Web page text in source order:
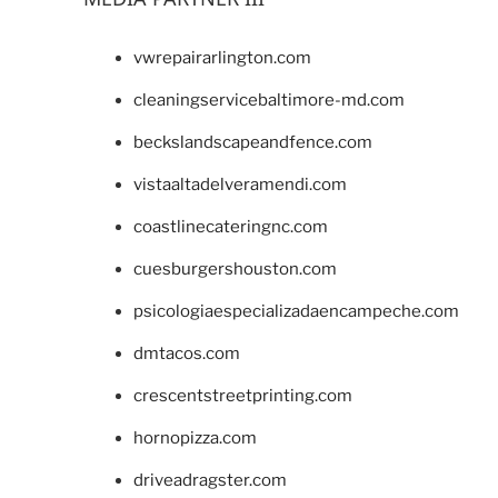
vwrepairarlington.com
cleaningservicebaltimore-md.com
beckslandscapeandfence.com
vistaaltadelveramendi.com
coastlinecateringnc.com
cuesburgershouston.com
psicologiaespecializadaencampeche.com
dmtacos.com
crescentstreetprinting.com
hornopizza.com
driveadragster.com